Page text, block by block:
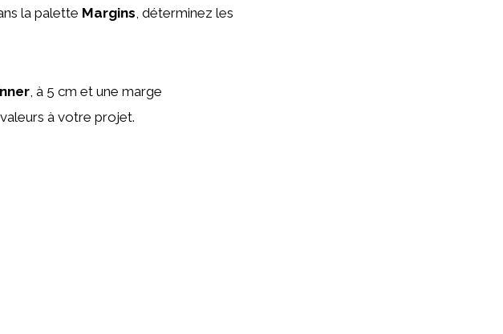
la palette Margins, déterminez les
, à 5 cm et une marge
valeurs à votre projet.